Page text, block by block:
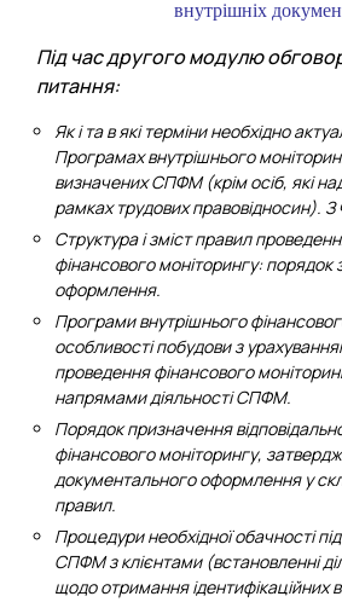
внутрішніх
Під час другого модулю
питання:
Як і та в які терміни необхідно
Програмах внутрішнього
визначених СПФМ (крім осіб, які
рамках трудових правовідносин). З
Структура і зміст правил
фінансового моніторингу:
оформлення.
Програми внутрішнього
особливості побудови з
проведення фінансового
напрямами діяльності СПФМ.
Порядок призначення
фінансового моніторингу,
документального оформлення у
правил.
Процедури необхідної обачності
СПФМ з клієнтами (встановленні
щодо отримання ідентифікаційних